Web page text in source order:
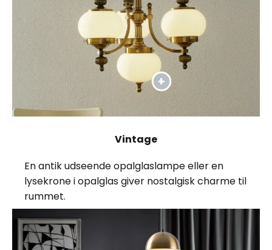
Vintage
En antik udseende opalglaslampe eller en
lysekrone i opalglas giver nostalgisk charme til
rummet.